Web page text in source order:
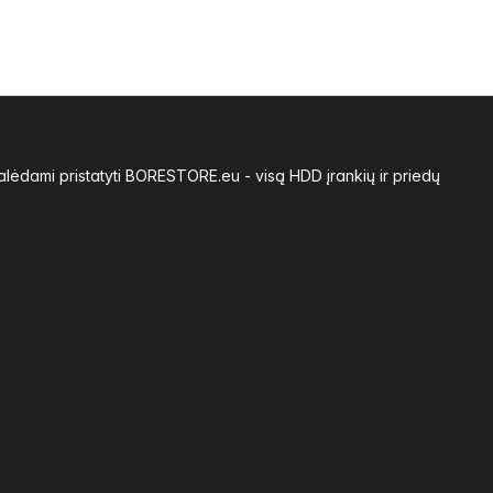
pristatyti BORESTORE.eu - visą HDD įrankių ir priedų